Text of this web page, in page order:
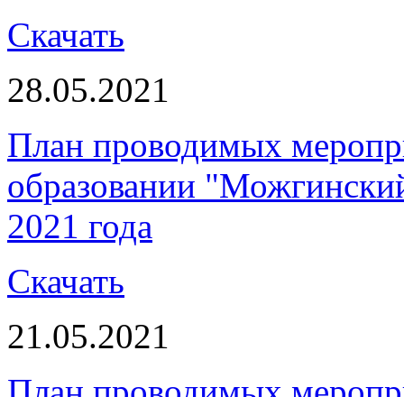
Скачать
28.05.2021
План проводимых
образовании
2021 года
Скачать
21.05.2021